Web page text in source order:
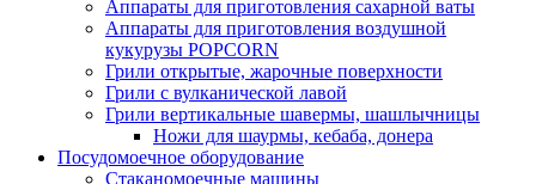
Аппараты для приготовления сахарной ваты
Аппараты для приготовления воздушной
кукурузы POPCORN
Грили открытые, жарочные поверхности
Грили с вулканической лавой
Грили вертикальные шавермы, шашлычницы
Ножи для шаурмы, кебаба, донера
Посудомоечное оборудование
Стаканомоечные машины